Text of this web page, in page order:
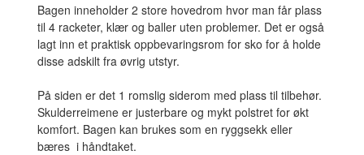
Bagen inneholder 2 store hovedrom hvor man får plass
til 4 racketer, klær og baller uten problemer. Det er også
lagt inn et praktisk oppbevaringsrom for sko for å holde
disse adskilt fra øvrig utstyr.
På siden er det 1 romslig siderom med plass til tilbehør.
Skulderreimene er justerbare og mykt polstret for økt
komfort. Bagen kan brukes som en ryggsekk eller
bæres i håndtaket.